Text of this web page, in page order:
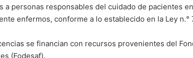
a personas responsables del cuidado de pacientes
enfermos, conforme a lo establecido en la Ley n.°
se financian con recursos provenientes del
(Fodesaf).